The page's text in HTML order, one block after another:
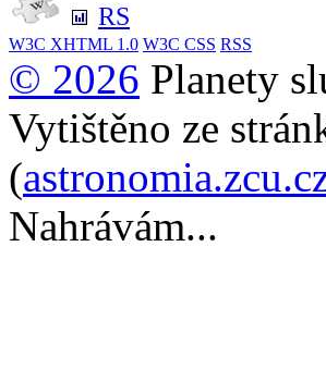
RS
W3C XHTML 1.0 W3C CSS RSS
© 2026 Planety
Vytištěno ze
(
Nahrávám...